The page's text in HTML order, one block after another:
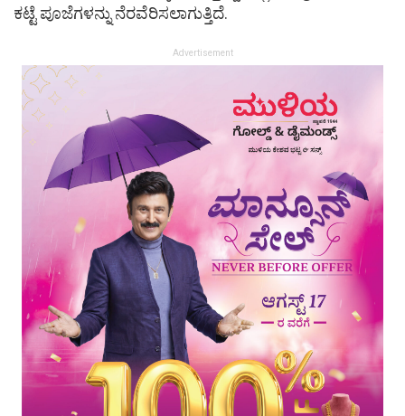
ಕಟ್ಟೆ ಪೂಜೆಗಳನ್ನು ನೆರವೆರಿಸಲಾಗುತ್ತಿದೆ.
Advertisement